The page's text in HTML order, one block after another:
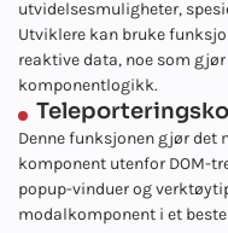
utvidelsesmuligheter,
Utviklere kan bruke
reaktive data, noe som
komponentlogikk.
Denne funksjonen gjør det
komponent utenfor DOM-
popup-vinduer og
modalkomponent i et